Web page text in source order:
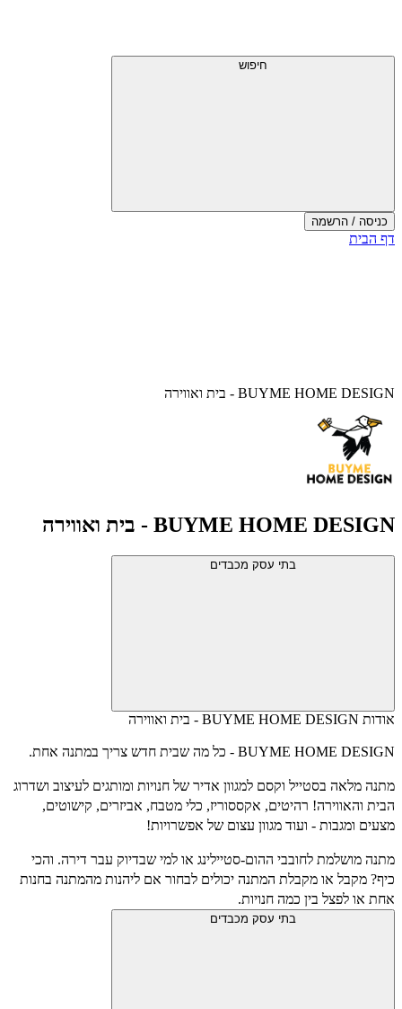
עליון
חיפוש
כניסה / הרשמה
סוף
דף הבית
BUYME HOME DESIGN - בית ואווירה
BUYME HOME DESIGN - בית ואווירה
בתי עסק מכבדים
אודות BUYME HOME DESIGN - בית ואווירה
BUYME HOME DESIGN - כל מה שבית חדש צריך במתנה אחת.
מתנה מלאה בסטייל וקסם למגוון אדיר של חנויות ומותגים לעיצוב ושדרוג
הבית והאווירה! רהיטים, אקססוריז, כלי מטבח, אביזרים, קישוטים,
מצעים ומגבות - ועוד מגוון עצום של אפשרויות!
מתנה מושלמת לחובבי ההום-סטיילינג או למי שבדיוק עבר דירה. והכי
כיף? מקבל או מקבלת המתנה יכולים לבחור אם ליהנות מהמתנה בחנות
אחת או לפצל בין כמה חנויות.
בתי עסק מכבדים